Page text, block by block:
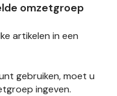
omzetgroep
artikelen in een
gebruiken, moet u
ingeven.